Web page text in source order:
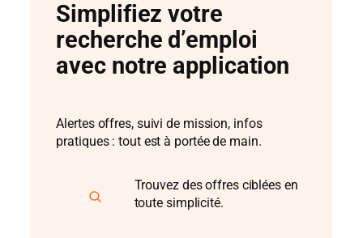
Simplifiez votre
recherche d’emploi
avec notre application
Alertes offres, suivi de mission, infos
pratiques : tout est à portée de main.
Trouvez des offres ciblées en
toute simplicité.